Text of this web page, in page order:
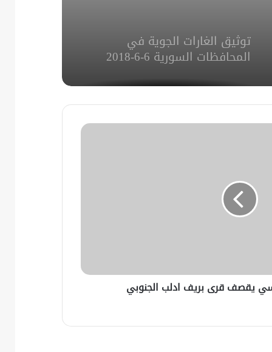
توثيق الغارات الجوية في
المحافظات السورية 6-6-2018
توثيق الغارات الجوية في
المحافظات السورية 25-5-2018
توثيق الغارات الجوية في
المحافظات السورية 24-5-2018
المحافظات السورية 26-6-2018
يقصف قرى بريف ادلب الجنوبي